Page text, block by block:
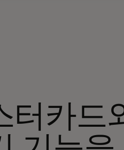
터카드